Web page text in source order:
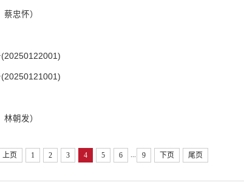
忠怀）
朝发）
上页 1 2 3 4 5 6 ... 9 下页 尾页